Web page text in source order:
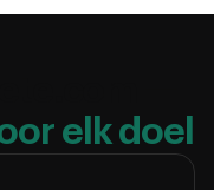
elk doel